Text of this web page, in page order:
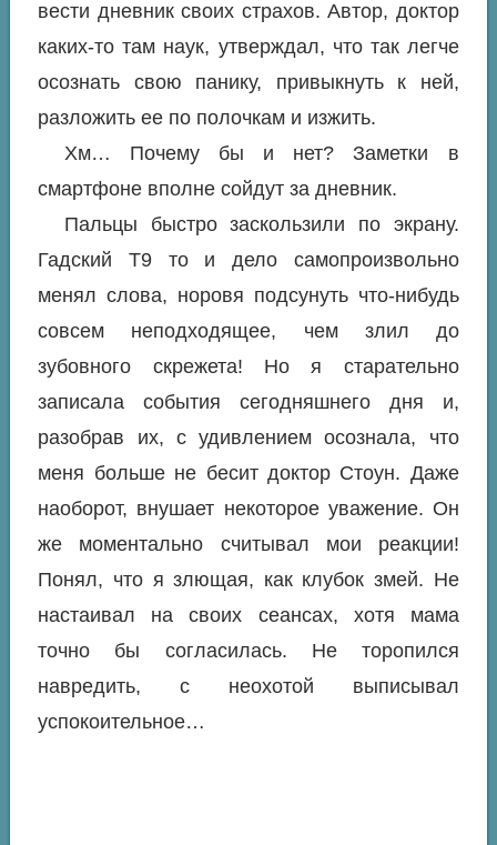
вести дневник своих страхов. Автор, доктор
каких-то там наук, утверждал, что так легче
осознать свою панику, привыкнуть к ней,
разложить ее по полочкам и изжить.
Хм… Почему бы и нет? Заметки в
смартфоне вполне сойдут за дневник.
Пальцы быстро заскользили по экрану.
Гадский Т9 то и дело самопроизвольно
менял слова, норовя подсунуть что-нибудь
совсем неподходящее, чем злил до
зубовного скрежета! Но я старательно
записала события сегодняшнего дня и,
разобрав их, с удивлением осознала, что
меня больше не бесит доктор Стоун. Даже
наоборот, внушает некоторое уважение. Он
же моментально считывал мои реакции!
Понял, что я злющая, как клубок змей. Не
настаивал на своих сеансах, хотя мама
точно бы согласилась. Не торопился
навредить, с неохотой выписывал
успокоительное…